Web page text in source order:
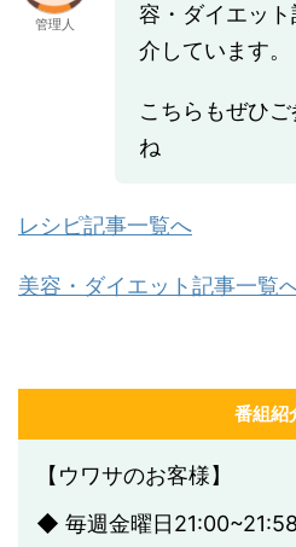
管理人
容・ダイエッ
介しています。
こちらもぜひ
ね
レシピ記事一覧へ
美容・ダイエット記事一覧
番組紹
【ウワサのお客様】
◆ 毎週金曜日21:00~21:58